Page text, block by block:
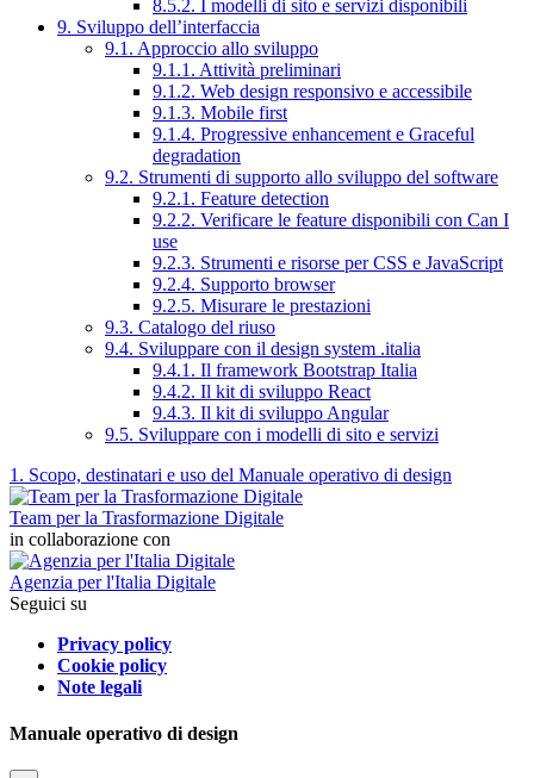
8.5.2. I modelli di sito e servizi disponibili
9. Sviluppo dell’interfaccia
9.1. Approccio allo sviluppo
9.1.1. Attività preliminari
9.1.2. Web design responsivo e accessibile
9.1.3. Mobile first
9.1.4. Progressive enhancement e Graceful
degradation
9.2. Strumenti di supporto allo sviluppo del software
9.2.1. Feature detection
9.2.2. Verificare le feature disponibili con Can I
use
9.2.3. Strumenti e risorse per CSS e JavaScript
9.2.4. Supporto browser
9.2.5. Misurare le prestazioni
9.3. Catalogo del riuso
9.4. Sviluppare con il design system .italia
9.4.1. Il framework Bootstrap Italia
9.4.2. Il kit di sviluppo React
9.4.3. Il kit di sviluppo Angular
9.5. Sviluppare con i modelli di sito e servizi
1. Scopo, destinatari e uso del Manuale operativo di design
Team per la Trasformazione Digitale
in collaborazione con
Agenzia per l'Italia Digitale
Seguici su
Privacy policy
Cookie policy
Note legali
Manuale operativo di design